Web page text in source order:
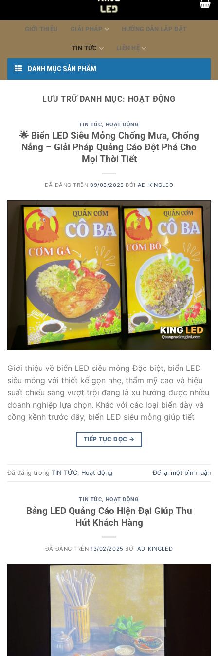
GIỚI THIỆU GIẢI PHÁP HƯỚNG DẪN LẮP ĐẶT
TIN TỨC LIÊN HỆ
DANH MỤC SẢN PHẨM
LƯU TRỮ DANH MỤC: HOẠT ĐỘNG
TIN TỨC HOẠT ĐỘNG
🌟 Biển LED Siêu Mỏng Chống Mưa, Chống
Nắng – Giải Pháp Quảng Cáo Đột Phá Cho
Mọi Thời Tiết
ĐÃ ĐĂNG TRÊN09/06/2025 BỞI AD-KINGLED
Giới thiệu về biển LED siêu mỏng Đặc biệt, biển LED
siêu mỏng với thiết kế gọn nhẹ, thẩm mỹ cao và hiệu
suất chiếu sáng vượt trội đang là xu hướng được nhiều
doanh nghiệp lựa chọn. Khác với các loại biển dày và
cồng kềnh trước đây, biển LED siêu mỏng giúp tiết
TIẾP TỤC ĐỌC →
Đã đăng trong TIN TỨC Hoạt động Để lại một bình luận
TIN TỨC, HOẠT ĐỘNG
Bảng LED Quảng Cáo Hiện Đại Giúp Thu
Hút Khách Hàng
ĐÃ ĐĂNG TRÊN13/02/2025 BỞI AD-KINGLED